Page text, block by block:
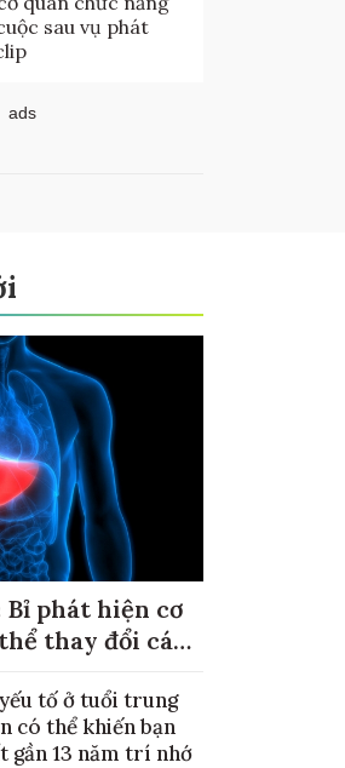
sau vụ phát
ads
Bỉ phát hiện cơ
thay đổi cách
tố ở tuổi trung
có thể khiến bạn
gần 13 năm trí nhớ